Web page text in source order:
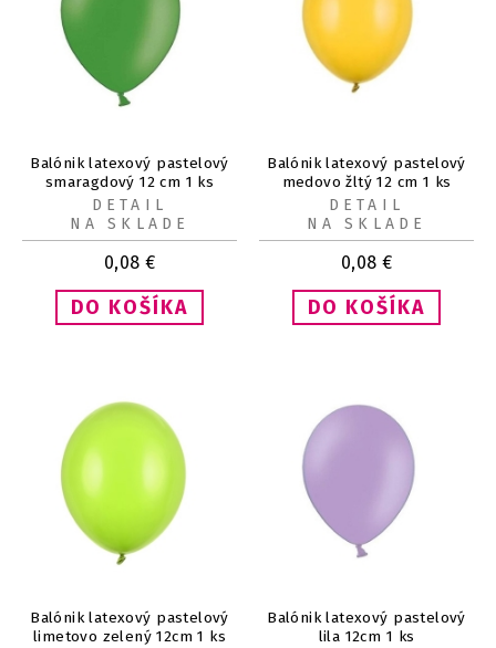
Balónik latexový pastelový
smaragdový 12 cm 1 ks
0,08 €
DETAIL
NA SKLADE
Balónik latexový pastelový
medovo žltý 12 cm 1 ks
0,08 €
DETAIL
NA SKLADE
Balónik latexový pastelový
limetovo zelený 12cm 1 ks
Balónik latexový pastelový
lila 12cm 1 ks